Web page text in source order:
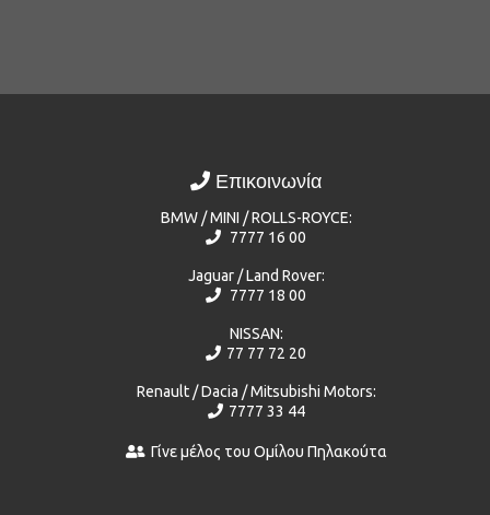
Επικοινωνία
BMW / MINI / ROLLS-ROYCE:
7777 16 00
Jaguar / Land Rover:
7777 18 00
NISSAN:
77 77 72 20
Renault / Dacia / Mitsubishi Motors:
7777 33 44
Γίνε μέλος του Ομίλου Πηλακούτα